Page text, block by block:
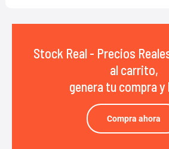
Stock Real - Precios
al carrito,
genera tu compra
Compra ahora